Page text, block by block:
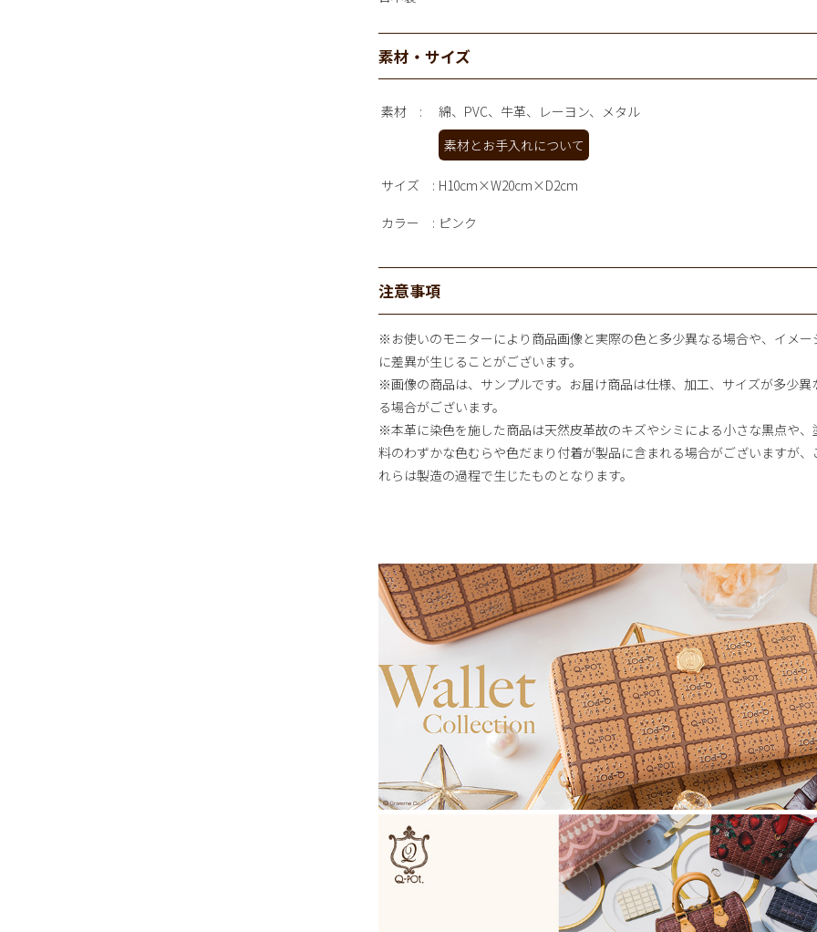
素材・サイズ
素材
綿、PVC、牛革、レーヨン、メタル
素材とお手入れについて
サイズ H10cm×W20cm×D2cm
カラー ピンク
注意事項
※お使いのモニターにより商品画像と実際の色と多少異なる場合や、イメー
に差異が生じることがございます。
※画像の商品は、サンプルです。お届け商品は仕様、加工、サイズが多少異
る場合がございます。
※本革に染色を施した商品は天然皮革故のキズやシミによる小さな黒点や、
料のわずかな色むらや色だまり付着が製品に含まれる場合がございますが、
れらは製造の過程で生じたものとなります。